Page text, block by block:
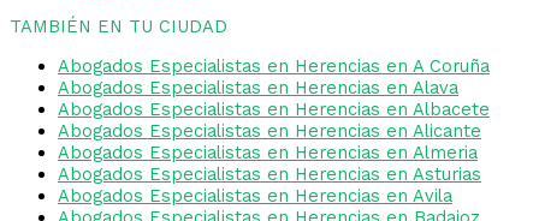
TAMBIÉN EN TU CIUDAD
Abogados Especialistas en Herencias en A Coruña
Abogados Especialistas en Herencias en Alava
Abogados Especialistas en Herencias en Albacete
Abogados Especialistas en Herencias en Alicante
Abogados Especialistas en Herencias en Almeria
Abogados Especialistas en Herencias en Asturias
Abogados Especialistas en Herencias en Avila